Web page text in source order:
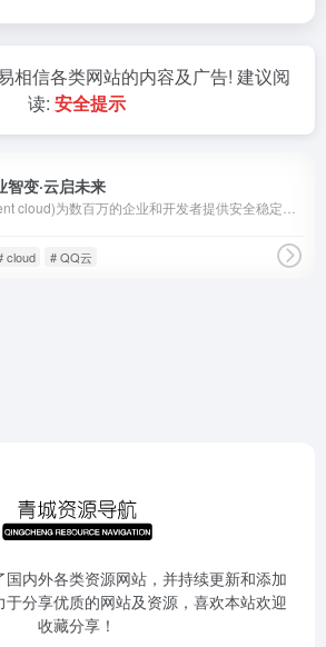
相信各类网站的内容及广告! 建议阅
读: 安全提示
智变·云启未来
cloud # QQ云
内外各类资源网站，并持续更新和添加
分享优质的网站及资源，喜欢本站欢迎
收藏分享！